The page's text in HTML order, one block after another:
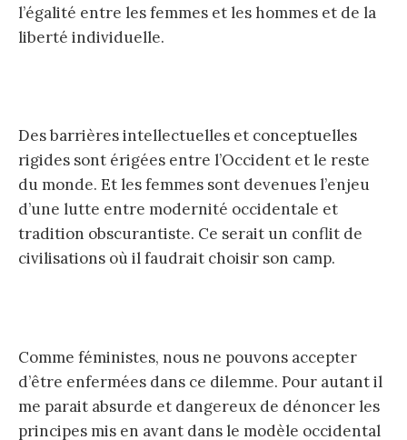
l’égalité entre les femmes et les hommes et de la
liberté individuelle.
Des barrières intellectuelles et conceptuelles
rigides sont érigées entre l’Occident et le reste
du monde. Et les femmes sont devenues l’enjeu
d’une lutte entre modernité occidentale et
tradition obscurantiste. Ce serait un conflit de
civilisations où il faudrait choisir son camp.
Comme féministes, nous ne pouvons accepter
d’être enfermées dans ce dilemme. Pour autant il
me parait absurde et dangereux de dénoncer les
principes mis en avant dans le modèle occidental